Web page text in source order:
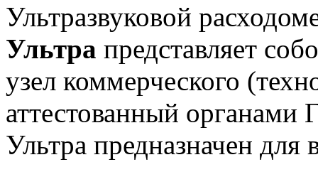
Ультразвуковой
Ультра представляет
узел коммерческого
аттестованный
Ультра предназначен для